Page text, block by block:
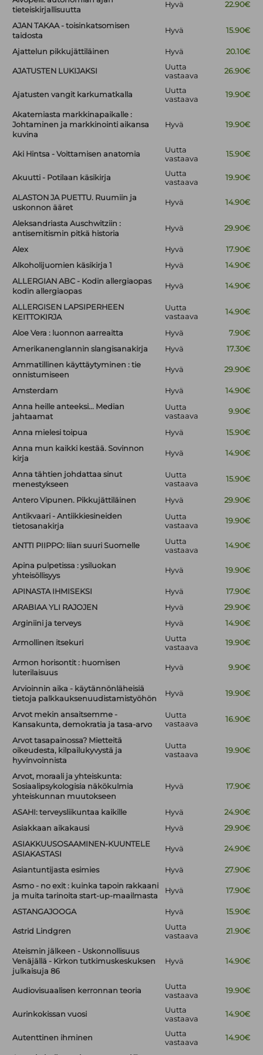
tieteiskirjallisuutta
Hyvä 22.90€
AJAN TAKAA - toisinkatsomisen
taidosta
Hyvä 15.90€
Ajattelun pikkujättiläinen Hyvä 20.10€
AJATUSTEN LUKIJAKSI
Uutta
vastaava
26.90€
Ajatusten vangit karkumatkalla
Uutta
vastaava
19.90€
Akatemiasta markkinapaikalle :
Johtaminen ja markkinointi aikansa
kuvina
Hyvä 19.90€
Aki Hintsa - Voittamisen anatomia
Uutta
vastaava
15.90€
Akuutti - Potilaan käsikirja
Uutta
vastaava
19.90€
ALASTON JA PUETTU. Ruumiin ja
uskonnon ääret
Hyvä 14.90€
Aleksandriasta Auschwitziin :
antisemitismin pitkä historia
Hyvä 29.90€
Alex Hyvä
17.90€
Alkoholijuomien käsikirja 1
Hyvä
14.90€
ALLERGIAN ABC - Kodin allergiaopas
kodin allergiaopas
Hyvä 14.90€
ALLERGISEN LAPSIPERHEEN
KEITTOKIRJA
Uutta
vastaava
14.90€
Aloe Vera : luonnon aarreaitta Hyvä
7.90€
Amerikanenglannin slangisanakirja
Hyvä
17.30€
Ammatillinen käyttäytyminen : tie
onnistumiseen
Hyvä 29.90€
Amsterdam Hyvä
14.90€
Anna heille anteeksi... Median
jahtaamat
Uutta
vastaava
9.90€
Anna mielesi toipua Hyvä
15.90€
Anna mun kaikki kestää. Sovinnon
kirja
Hyvä 14.90€
Anna tähtien johdattaa sinut
menestykseen
Uutta
vastaava
15.90€
Antero Vipunen. Pikkujättiläinen Hyvä
29.90€
Antikvaari - Antiikkiesineiden
tietosanakirja
Uutta
vastaava
19.90€
ANTTI PIIPPO: liian suuri Suomelle
Uutta
vastaava
14.90€
Apina pulpetissa : ysiluokan
yhteisöllisyys
Hyvä 19.90€
APINASTA IHMISEKSI Hyvä
17.90€
ARABIAA YLI RAJOJEN
Hyvä
29.90€
Arginiini ja terveys
Hyvä 14.90€
Armollinen itsekuri
Uutta
vastaava
19.90€
Armon horisontit : huomisen
luterilaisuus
Hyvä 9.90€
Arvioinnin aika - käytännönläheisiä
tietoja palkkauksenuudistamistyöhön
Hyvä 19.90€
Arvot mekin ansaitsemme -
Kansakunta, demokratia ja tasa-arvo
Uutta
vastaava
16.90€
Arvot tasapainossa? Mietteitä
oikeudesta, kilpailukyvystä ja
hyvinvoinnista
Uutta
vastaava
19.90€
Arvot, moraali ja yhteiskunta:
Sosiaalipsykologisia näkökulmia
yhteiskunnan muutokseen
Hyvä 17.90€
ASAHI: terveysliikuntaa kaikille Hyvä
24.90€
Asiakkaan aikakausi
Hyvä
29.90€
ASIAKKUUSOSAAMINEN-KUUNTELE
ASIAKASTASI
Hyvä 24.90€
Asiantuntijasta esimies Hyvä
27.90€
Asmo - no exit : kuinka tapoin rakkaani
ja muita tarinoita start-up-maailmasta
Hyvä 17.90€
ASTANGAJOOGA Hyvä 15.90€
Astrid Lindgren
Uutta
vastaava
21.90€
Ateismin jälkeen - Uskonnollisuus
Venäjällä - Kirkon tutkimuskeskuksen
julkaisuja 86
Hyvä 14.90€
Audiovisuaalisen kerronnan teoria
Uutta
vastaava
19.90€
Aurinkokissan vuosi
Uutta
vastaava
14.90€
Autenttinen ihminen
Uutta
vastaava
14.90€